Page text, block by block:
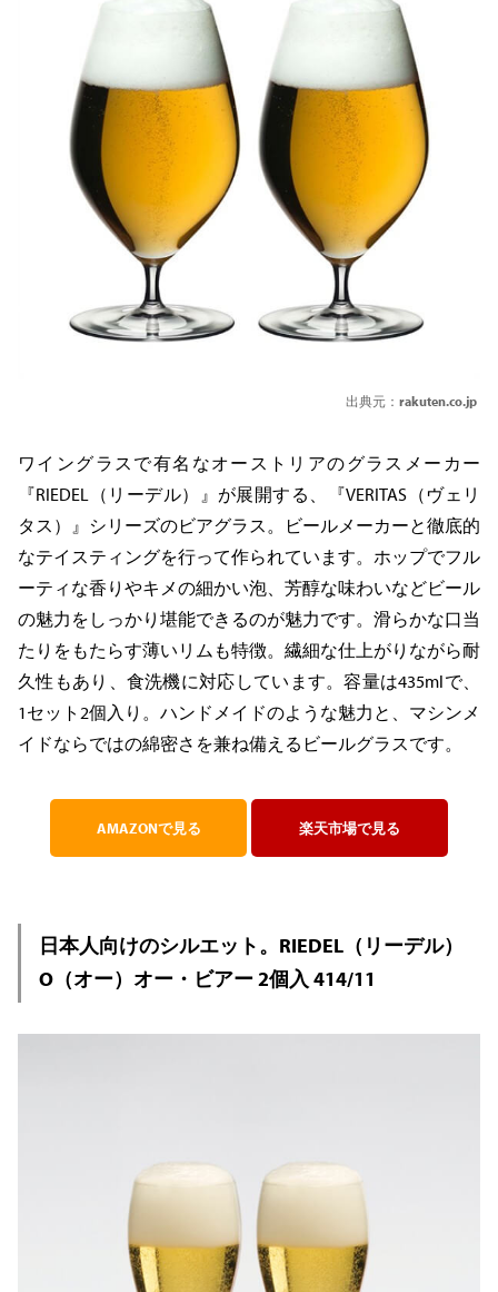
出典元： rakuten.co.jp
ワイングラスで有名なオーストリアのグラスメーカー
『RIEDEL（リーデル）』が展開する、『VERITAS（ヴェリ
タス）』シリーズのビアグラス。ビールメーカーと徹底的
なテイスティングを行って作られています。ホップでフル
ーティな香りやキメの細かい泡、芳醇な味わいなどビール
の魅力をしっかり堪能できるのが魅力です。滑らかな口当
たりをもたらす薄いリムも特徴。繊細な仕上がりながら耐
久性もあり、食洗機に対応しています。容量は435mlで、
1セット2個入り。ハンドメイドのような魅力と、マシンメ
イドならではの綿密さを兼ね備えるビールグラスです。
AMAZONで見る 楽天市場で見る
日本人向けのシルエット。RIEDEL（リーデル）
O（オー）オー・ビアー 2個入 414/11